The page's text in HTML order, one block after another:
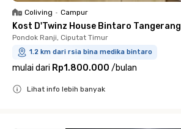
Coliving • Campur
Kost D'Twinz House Bintaro Tangerang
Pondok Ranji, Ciputat Timur
1.2 km dari rsia bina medika bintaro
mulai dari Rp1.800.000 /bulan
Lihat info lebih banyak